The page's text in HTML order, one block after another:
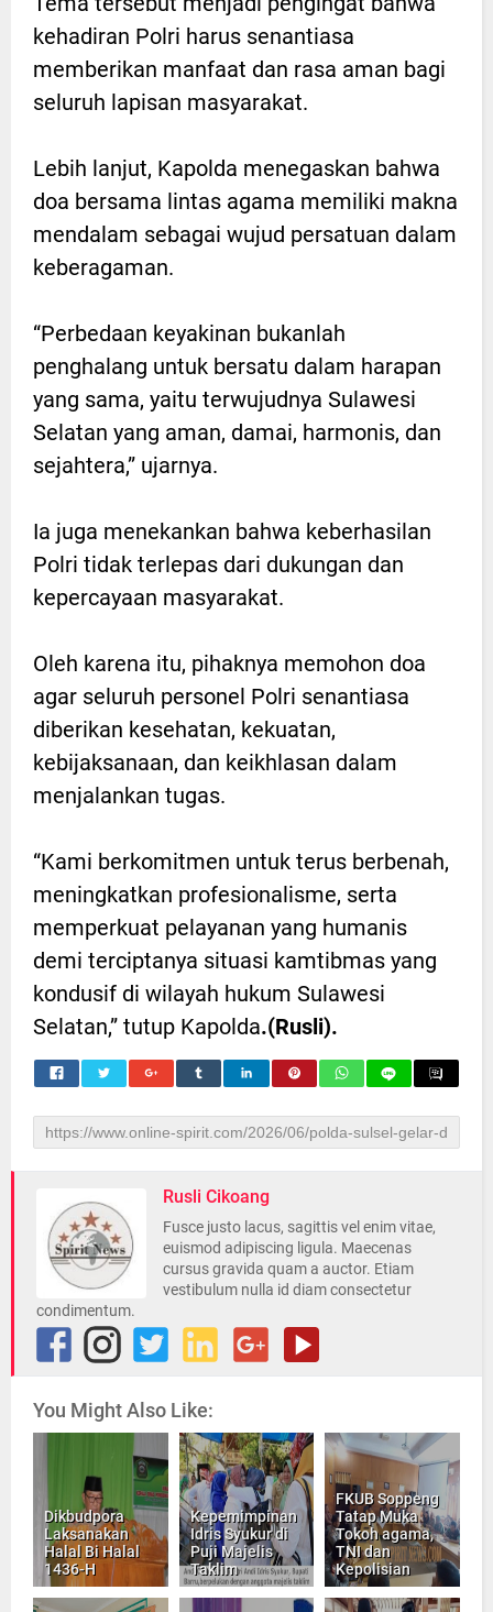
kehadiran Polri harus senantiasa
memberikan manfaat dan rasa aman bagi
seluruh lapisan masyarakat.
Lebih lanjut, Kapolda menegaskan bahwa
doa bersama lintas agama memiliki makna
mendalam sebagai wujud persatuan dalam
keberagaman.
“Perbedaan keyakinan bukanlah
penghalang untuk bersatu dalam harapan
yang sama, yaitu terwujudnya Sulawesi
Selatan yang aman, damai, harmonis, dan
sejahtera,” ujarnya.
Ia juga menekankan bahwa keberhasilan
Polri tidak terlepas dari dukungan dan
kepercayaan masyarakat.
Oleh karena itu, pihaknya memohon doa
agar seluruh personel Polri senantiasa
diberikan kesehatan, kekuatan,
kebijaksanaan, dan keikhlasan dalam
menjalankan tugas.
“Kami berkomitmen untuk terus berbenah,
meningkatkan profesionalisme, serta
memperkuat pelayanan yang humanis
demi terciptanya situasi kamtibmas yang
kondusif di wilayah hukum Sulawesi
Selatan,” tutup Kapolda.(Rusli).
Rusli Cikoang
Fusce justo lacus, sagittis vel enim vitae,
euismod adipiscing ligula. Maecenas
cursus gravida quam a auctor. Etiam
vestibulum nulla id diam consectetur
condimentum.
You Might Also Like:
Dikbudpora
Laksanakan
Halal Bi Halal
1436-H
Kepemimpinan
Idris Syukur di
Puji Majelis
Taklim
FKUB Soppeng
Tatap Muka
Tokoh agama,
TNI dan
Kepolisian